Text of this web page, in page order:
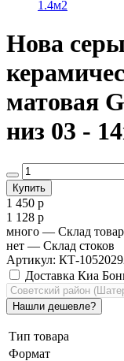
Нова
матовая
низ 03 -
1 450 р
1 128 р
много — Склад
нет — Склад стоков
Артикул: КТ-
Доставка Киа
Тип товара
Формат